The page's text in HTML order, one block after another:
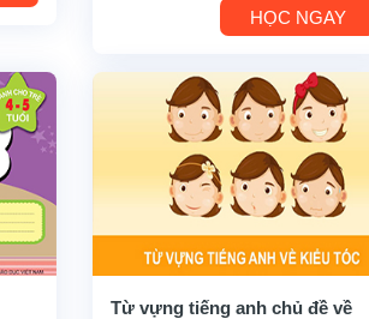
HỌC NGAY
Từ vựng tiếng anh chủ đề về